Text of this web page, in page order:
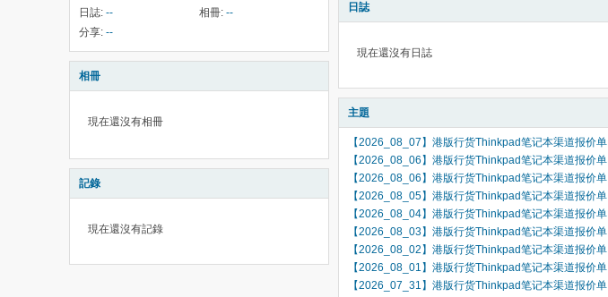
日誌: -- 相冊: --
分享: --
相冊
現在還沒有相冊
記錄
現在還沒有記錄
日誌
現在還沒有日誌
主題
【2026_08_07】港版行货Thinkpad笔记本渠道报价单
【2026_08_06】港版行货Thinkpad笔记本渠道报价单
【2026_08_06】港版行货Thinkpad笔记本渠道报价单
【2026_08_05】港版行货Thinkpad笔记本渠道报价单
【2026_08_04】港版行货Thinkpad笔记本渠道报价单
【2026_08_03】港版行货Thinkpad笔记本渠道报价单
【2026_08_02】港版行货Thinkpad笔记本渠道报价单
【2026_08_01】港版行货Thinkpad笔记本渠道报价单
【2026_07_31】港版行货Thinkpad笔记本渠道报价单